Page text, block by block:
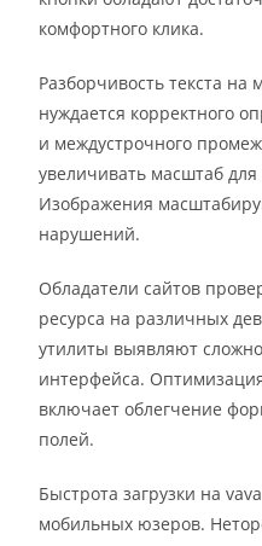
комфортного клика.
Разборчивость текста на
нуждается корректного
и междустрочного
увеличивать масштаб
Изображения
нарушений.
Обладатели сайтов
ресурса на различных
утилиты выявляют
интерфейса.
включает облегчение
полей.
Быстрота загрузки на
мобильных юзеров.